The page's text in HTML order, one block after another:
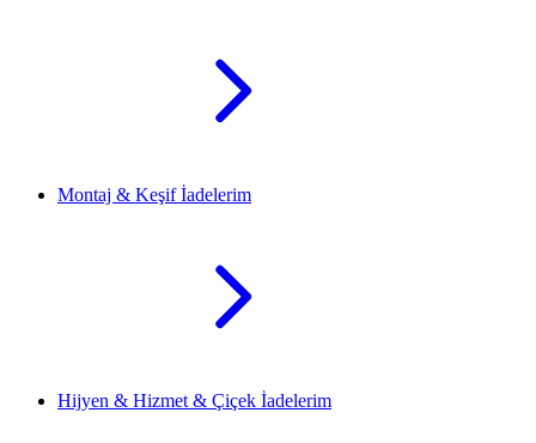
Montaj & Keşif İadelerim
Hijyen & Hizmet & Çiçek İadelerim